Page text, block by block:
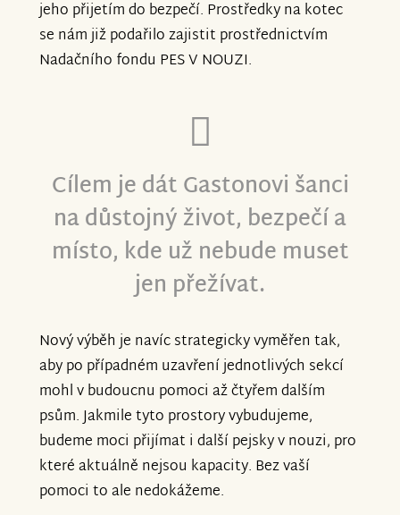
jeho přijetím do bezpečí. Prostředky na kotec
se nám již podařilo zajistit prostřednictvím
Nadačního fondu PES V NOUZI.
Cílem je dát Gastonovi šanci
na důstojný život, bezpečí a
místo, kde už nebude muset
jen přežívat.
Nový výběh je navíc strategicky vyměřen tak,
aby po případném uzavření jednotlivých sekcí
mohl v budoucnu pomoci až čtyřem dalším
psům. Jakmile tyto prostory vybudujeme,
budeme moci přijímat i další pejsky v nouzi, pro
které aktuálně nejsou kapacity. Bez vaší
pomoci to ale nedokážeme.